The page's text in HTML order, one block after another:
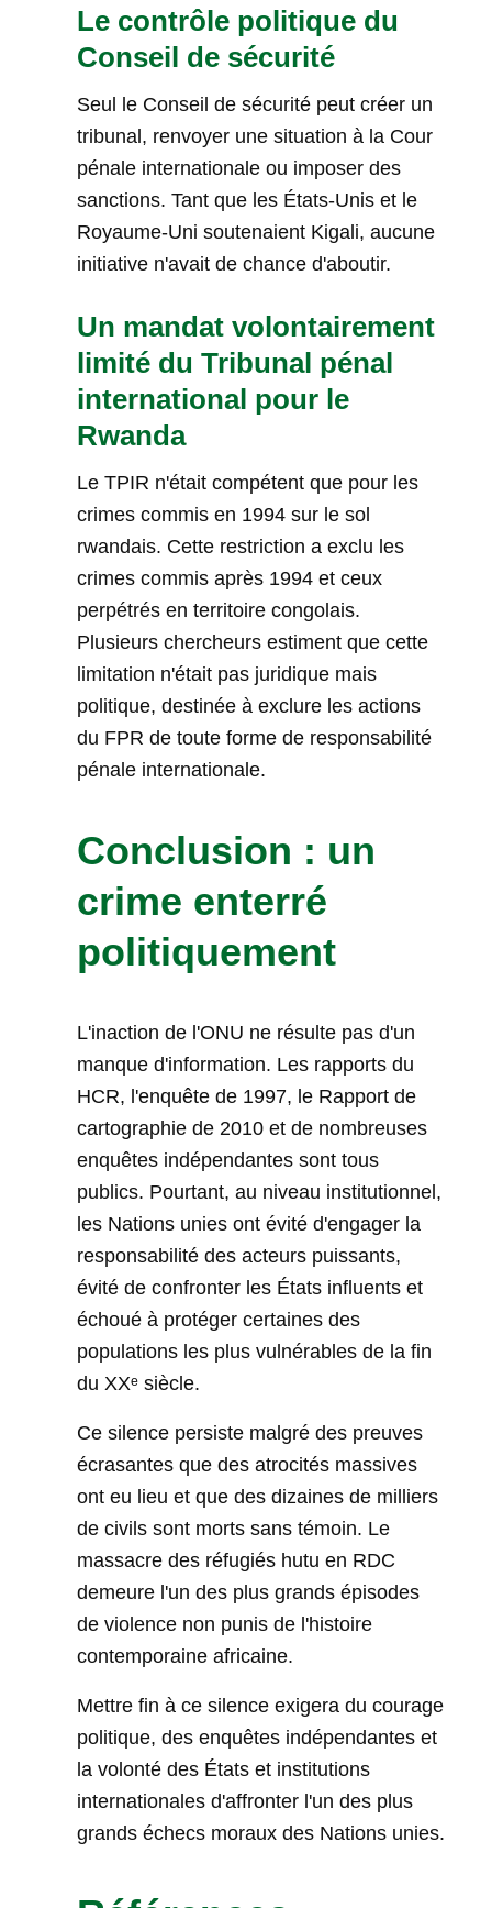
Le contrôle politique du
Conseil de sécurité
Seul le Conseil de sécurité peut créer un
tribunal, renvoyer une situation à la Cour
pénale internationale ou imposer des
sanctions. Tant que les États-Unis et le
Royaume-Uni soutenaient Kigali, aucune
initiative n'avait de chance d'aboutir.
Un mandat volontairement
limité du Tribunal pénal
international pour le
Rwanda
Le TPIR n'était compétent que pour les
crimes commis en 1994 sur le sol
rwandais. Cette restriction a exclu les
crimes commis après 1994 et ceux
perpétrés en territoire congolais.
Plusieurs chercheurs estiment que cette
limitation n'était pas juridique mais
politique, destinée à exclure les actions
du FPR de toute forme de responsabilité
pénale internationale.
Conclusion : un
crime enterré
politiquement
L'inaction de l'ONU ne résulte pas d'un
manque d'information. Les rapports du
HCR, l'enquête de 1997, le Rapport de
cartographie de 2010 et de nombreuses
enquêtes indépendantes sont tous
publics. Pourtant, au niveau institutionnel,
les Nations unies ont évité d'engager la
responsabilité des acteurs puissants,
évité de confronter les États influents et
échoué à protéger certaines des
populations les plus vulnérables de la fin
du XXᵉ siècle.
Ce silence persiste malgré des preuves
écrasantes que des atrocités massives
ont eu lieu et que des dizaines de milliers
de civils sont morts sans témoin. Le
massacre des réfugiés hutu en RDC
demeure l'un des plus grands épisodes
de violence non punis de l'histoire
contemporaine africaine.
Mettre fin à ce silence exigera du courage
politique, des enquêtes indépendantes et
la volonté des États et institutions
internationales d'affronter l'un des plus
grands échecs moraux des Nations unies.